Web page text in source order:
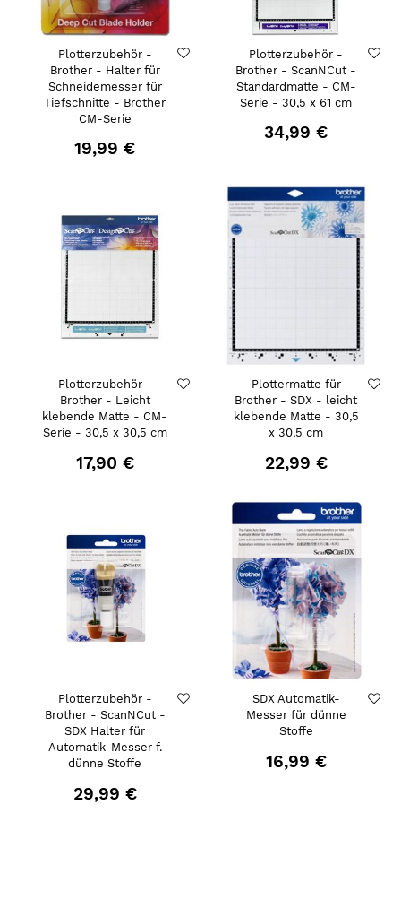
Plotterzubehör -
Brother - Halter für
Schneidemesser für
Tiefschnitte - Brother
CM-Serie
19,99 €
Plotterzubehör -
Brother - ScanNCut -
Standardmatte - CM-
Serie - 30,5 x 61 cm
34,99 €
Plotterzubehör -
Brother - Leicht
klebende Matte - CM-
Serie - 30,5 x 30,5 cm
17,90 €
Plottermatte für
Brother - SDX - leicht
klebende Matte - 30,5
x 30,5 cm
22,99 €
Plotterzubehör -
Brother - ScanNCut -
SDX Halter für
Automatik-Messer f.
dünne Stoffe
29,99 €
SDX Automatik-
Messer für dünne
Stoffe
16,99 €